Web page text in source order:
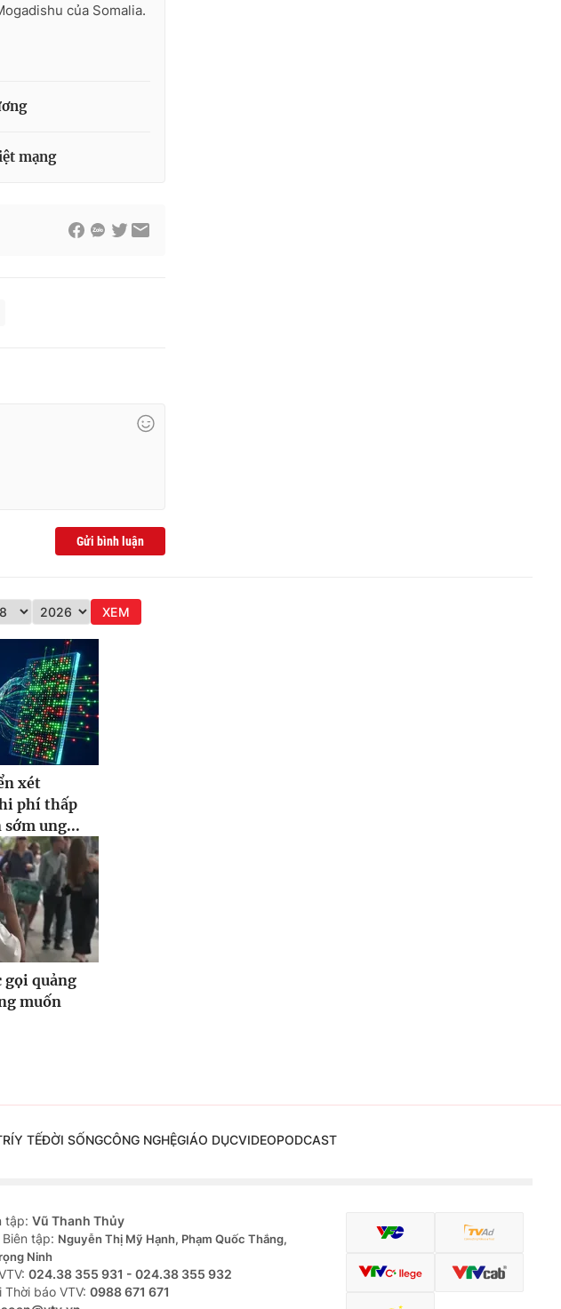
của Somalia.
mạng
Gửi bình luận
XEM
xét
phí thấp
ung...
gọi quảng
muốn
Y TẾĐỜI SỐNGCÔNG NGHỆGIÁO DỤCVIDEOPODCAST
tập: Vũ Thanh Thủy
tập: Nguyễn Thị Mỹ Hạnh, Phạm Quốc Thắng,
Ninh
024.38 355 931 - 024.38 355 932
báo VTV: 0988 671 671